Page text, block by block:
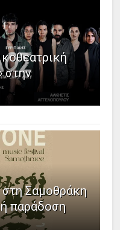
στην
Σαμοθράκη
παράδοση